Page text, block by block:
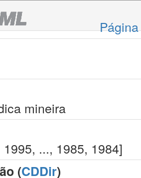
mineira
..., 1985, 1984]
(CDDir)